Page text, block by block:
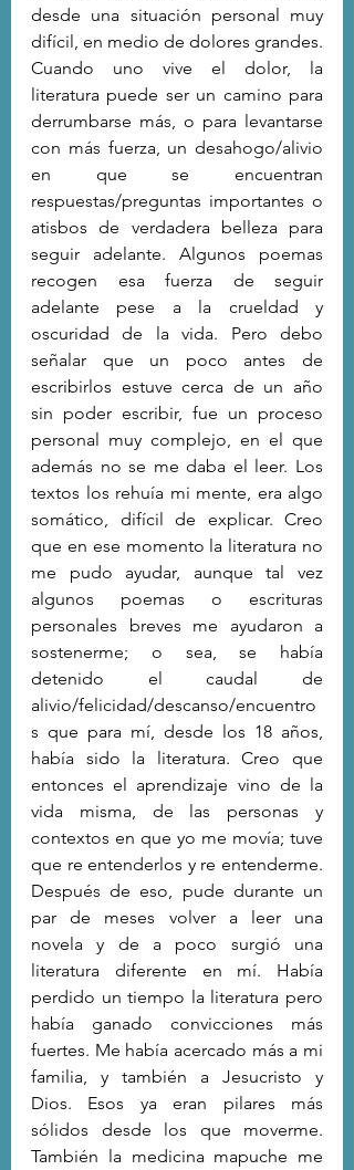
desde una situación personal muy
difícil, en medio de dolores grandes.
Cuando uno vive el dolor, la
literatura puede ser un camino para
derrumbarse más, o para levantarse
con más fuerza, un desahogo/alivio
en que se encuentran
respuestas/preguntas importantes o
atisbos de verdadera belleza para
seguir adelante. Algunos poemas
recogen esa fuerza de seguir
adelante pese a la crueldad y
oscuridad de la vida. Pero debo
señalar que un poco antes de
escribirlos estuve cerca de un año
sin poder escribir, fue un proceso
personal muy complejo, en el que
además no se me daba el leer. Los
textos los rehuía mi mente, era algo
somático, difícil de explicar. Creo
que en ese momento la literatura no
me pudo ayudar, aunque tal vez
algunos poemas o escrituras
personales breves me ayudaron a
sostenerme; o sea, se había
detenido el caudal de
alivio/felicidad/descanso/encuentro
s que para mí, desde los 18 años,
había sido la literatura. Creo que
entonces el aprendizaje vino de la
vida misma, de las personas y
contextos en que yo me movía; tuve
que re entenderlos y re entenderme.
Después de eso, pude durante un
par de meses volver a leer una
novela y de a poco surgió una
literatura diferente en mí. Había
perdido un tiempo la literatura pero
había ganado convicciones más
fuertes. Me había acercado más a mi
familia, y también a Jesucristo y
Dios. Esos ya eran pilares más
sólidos desde los que moverme.
También la medicina mapuche me